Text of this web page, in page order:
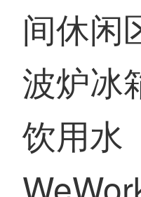
间休闲
波炉冰
饮用水